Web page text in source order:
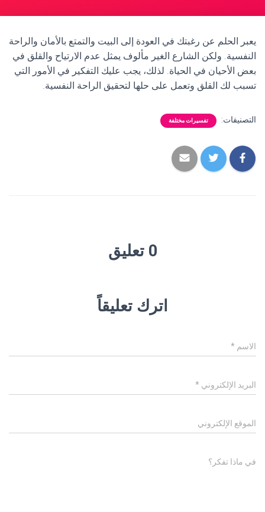
يعبر الحلم عن رغبتك في العودة إلى البيت والتمتع بالأمان والراحة
النفسية. ولكن الشارع الغير مألوف يمثل عدم الارتياح والقلق في
بعض الأحيان في الحياة. لذلك، يجب عليك التفكير في الأمور التي
تسبب لك القلق وتعمل على حلها لتحقيق الراحة النفسية.
التصنيفات: تفسيرات مختلفة
0 تعليق
اترك تعليقاً
الاسم *
البريد الإلكتروني *
الموقع الإلكتروني
في ماذا تفكر؟